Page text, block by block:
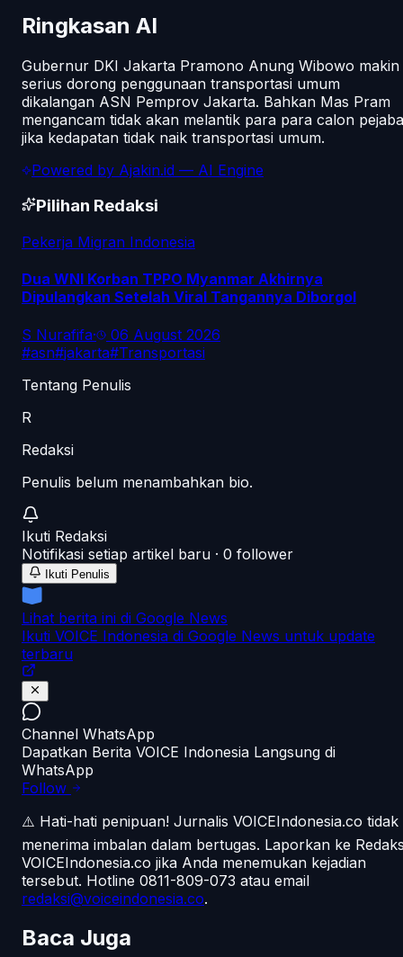
Ringkasan AI
Gubernur DKI Jakarta Pramono Anung Wibowo makin
serius dorong penggunaan transportasi umum
dikalangan ASN Pemprov Jakarta. Bahkan Mas Pram
mengancam tidak akan melantik para para calon
jika kedapatan tidak naik transportasi umum.
Powered by Ajakin.id — AI Engine
Pilihan Redaksi
Pekerja Migran Indonesia
Dua WNI Korban TPPO Myanmar Akhirnya
Dipulangkan Setelah Viral Tangannya Diborgol
S Nurafifa·
06 August 2026
#asn#jakarta#Transportasi
Tentang Penulis
R
Redaksi
Penulis belum menambahkan bio.
Ikuti Redaksi
Notifikasi setiap artikel baru · 0 follower
Ikuti Penulis
Lihat berita ini di Google News
Ikuti VOICE Indonesia di Google News untuk update
terbaru
Channel WhatsApp
Dapatkan Berita VOICE Indonesia Langsung di
WhatsApp
Follow
⚠️ Hati-hati penipuan! Jurnalis VOICEIndonesia.co tidak
menerima imbalan dalam bertugas. Laporkan ke
VOICEIndonesia.co jika Anda menemukan kejadian
tersebut. Hotline 0811-809-073 atau email
redaksi@voiceindonesia.co.
Baca Juga